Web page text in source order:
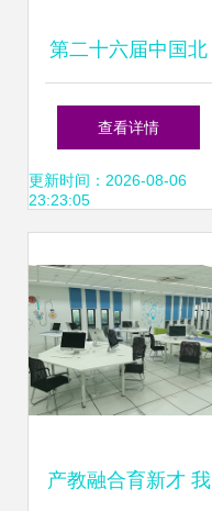
第二十六届中国北
京国际科技产业博
览会开幕 聚焦信息
发，擘画未来创新
蓝图
查看详情
更新时间：2026-08-06
23:23:05
产教融合育新才 我